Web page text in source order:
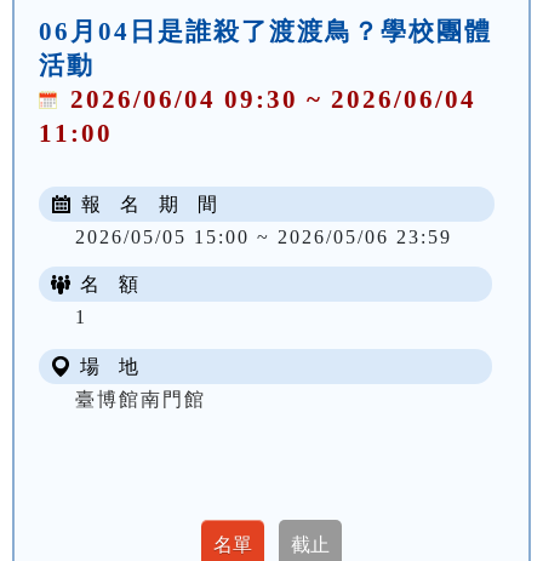
06月04日是誰殺了渡渡鳥？學校團體
活動
2026/06/04 09:30 ~ 2026/06/04
11:00
報 名 期 間
2026/05/05 15:00 ~ 2026/05/06 23:59
名 額
1
場 地
臺博館南門館